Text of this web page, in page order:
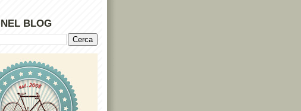
BLOG